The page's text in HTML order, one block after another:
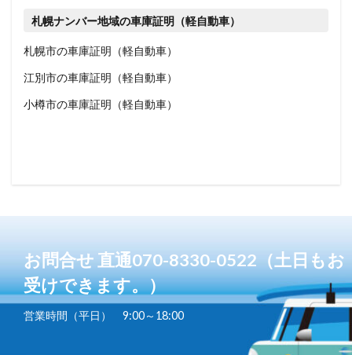
札幌ナンバー地域の車庫証明（軽自動車）
札幌市の車庫証明（軽自動車）
江別市の車庫証明（軽自動車）
小樽市の車庫証明（軽自動車）
お問合せ 直通070-8330-0522（土日もお
受けできます。）
営業時間（平日） 9:00～18:00